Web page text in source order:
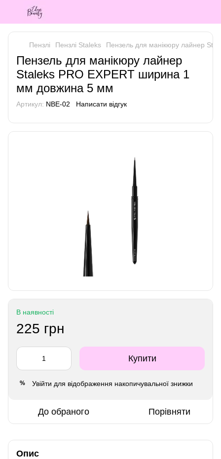
Пензлі Пензлі Staleks Пензель для манікюру лайнер
Пензель для манікюру лайнер
Staleks PRO EXPERT ширина 1
мм довжина 5 мм
Артикул: NBE-02 Написати відгук
В наявності
225 грн
Купити
% Увійти для відображення накопичувальної знижки
До обраного Порівняти
Опис